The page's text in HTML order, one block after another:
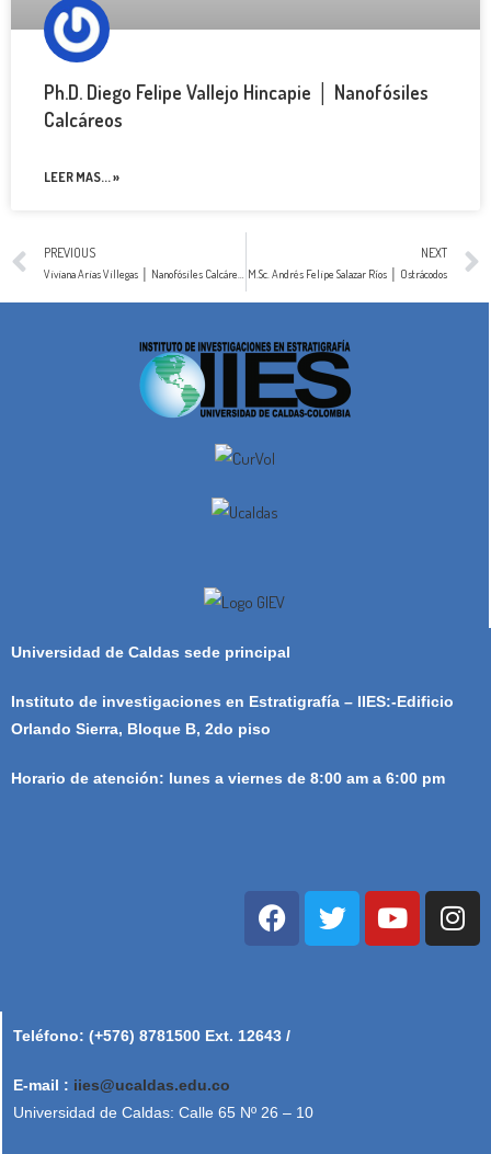
Ph.D. Diego Felipe Vallejo Hincapie │ Nanofósiles
Calcáreos
LEER MAS... »
PREVIOUS NEXT
M.Sc. Andrés Felipe Salazar Ríos │ Ostrácodos
Universidad de Caldas sede principal
Instituto de investigaciones en Estratigrafía – IIES:-Edificio
Orlando Sierra, Bloque B, 2do piso
Horario de atención: lunes a viernes de 8:00 am a 6:00 pm
Teléfono: (+576) 8781500 Ext. 12643 /
E-mail : iies@ucaldas.edu.co
Universidad de Caldas: Calle 65 Nº 26 – 10